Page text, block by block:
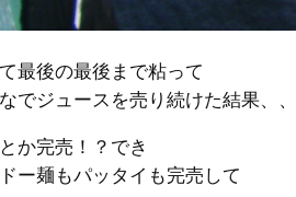
最後の最後まで粘って
でジュースを売り続けた結果、、
か完売！？でき
ー麺もパッタイも完売して